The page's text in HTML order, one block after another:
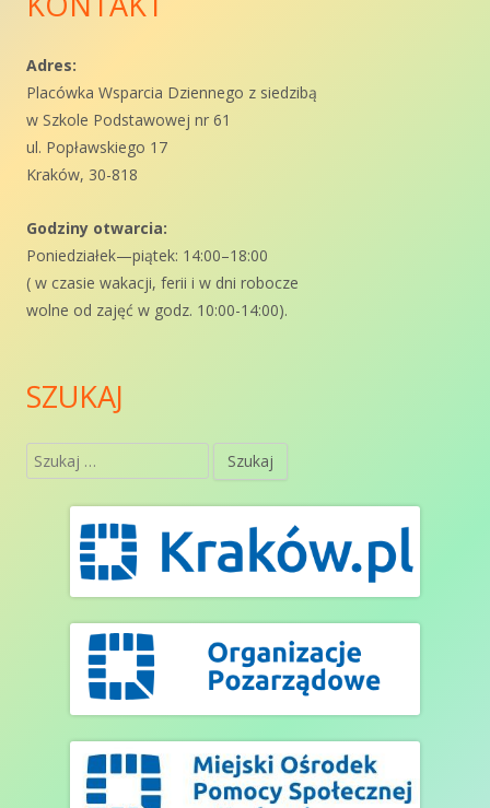
panel
boczny
Adres:
Placówka Wsparcia Dziennego z siedzibą
w Szkole Podstawowej nr 61
ul. Popławskiego 17
Kraków, 30-818
Godziny otwarcia:
Poniedziałek—piątek: 14:00–18:00
( w czasie wakacji, ferii i w dni robocze
wolne od zajęć w godz. 10:00-14:00).
SZUKAJ
Szukaj: